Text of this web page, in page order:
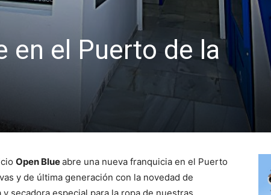
en el Puerto de la
Open Blueabre una nueva franquicia en el Puerto
y de última generación con la novedad de